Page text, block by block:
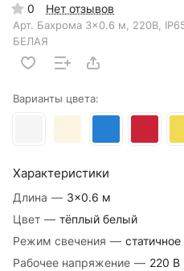
0 Нет отзывов
Арт. Бахрома 3×0.6 м, 220В,
БЕЛАЯ
Варианты цвета:
Характеристики
Длина — 3×0.6 м
Цвет — тёплый белый
Режим свечения —
Рабочее напряжение — 220 В